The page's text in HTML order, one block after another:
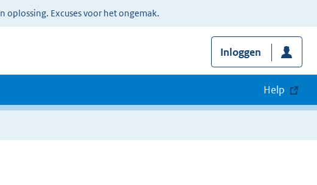
oplossing. Excuses voor het ongemak.
Inloggen
Help